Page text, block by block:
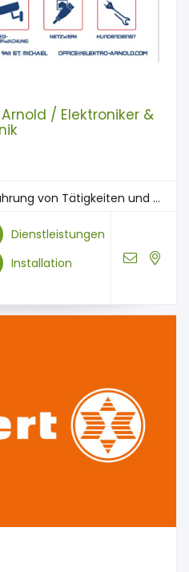
/ Elektroniker &
von Tätigkeiten und ...
Dienstleistungen
Installation